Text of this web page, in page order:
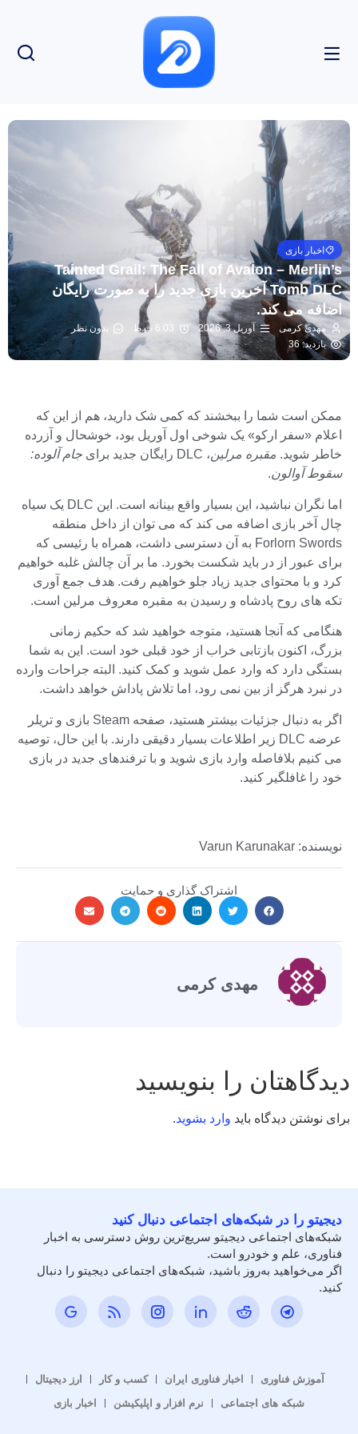
اخبار بازی
Tainted Grail: The Fall of Avalon – Merlin’s
Tomb DLC آخرین بازی جدید را به صورت رایگان
اضافه می کند.
مهدی کرمی آوریل 3, 2026 6:03 ب.ظ
بدون نظر
بازدید: 36
ممکن است شما را ببخشند که کمی شک دارید، هم از این که
اعلام «سفر ارکو» یک شوخی اول آوریل بود، خوشحال و آزرده
خاطر شوید. مقبره مرلین، DLC رایگان جدید برای
جام آلوده:
سقوط آوالون.
اما نگران نباشید، این بسیار واقع بینانه است. این DLC یک سیاه
چال آخر بازی اضافه می کند که می توان از داخل منطقه
Forlorn Swords به آن دسترسی داشت، همراه با رئیسی که
برای عبور از در باید شکست بخورد. ما بر آن چالش غلبه خواهیم
کرد و با محتوای جدید زیاد جلو خواهیم رفت. هدف جمع آوری
تکه های روح پادشاه و رسیدن به مقبره معروف مرلین است.
هنگامی که آنجا هستید، متوجه خواهید شد که حکیم زمانی
بزرگ، اکنون بازتابی خراب از خود قبلی خود است. این به شما
بستگی دارد که وارد عمل شوید و کمک کنید. البته جراحات وارده
در نبرد هرگز از بین نمی رود، اما تلاش پاداش خواهد داشت.
اگر به دنبال جزئیات بیشتر هستید، صفحه Steam بازی و تریلر
عرضه DLC زیر اطلاعات بسیار دقیقی دارند. با این حال، توصیه
می کنیم بلافاصله وارد بازی شوید و با ترفندهای جدید در بازی
خود را غافلگیر کنید.
نویسنده: Varun Karunakar
اشتراک گذاری و حمایت
مهدی کرمی
دیدگاهتان را بنویسید
برای نوشتن دیدگاه باید وارد بشوید.
دیجیتو را در شبکه‌های اجتماعی دنبال کنید
شبکه‌های اجتماعی دیجیتو سریع‌ترین روش دسترسی به اخبار
فناوری، علم و خودرو است.
اگر می‌خواهید به‌روز باشید، شبکه‌های اجتماعی دیجیتو را دنبال
کنید.
آموزش فناوری اخبار فناوری ایران کسب و کار
ارز دیجیتال
شبکه های اجتماعی
نرم افزار و اپلیکیشن اخبار بازی